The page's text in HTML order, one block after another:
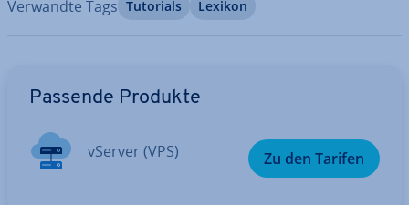
Verwandte Tags Tutorials Lexikon
Passende Produkte
vServer (VPS) Zu den Tarifen